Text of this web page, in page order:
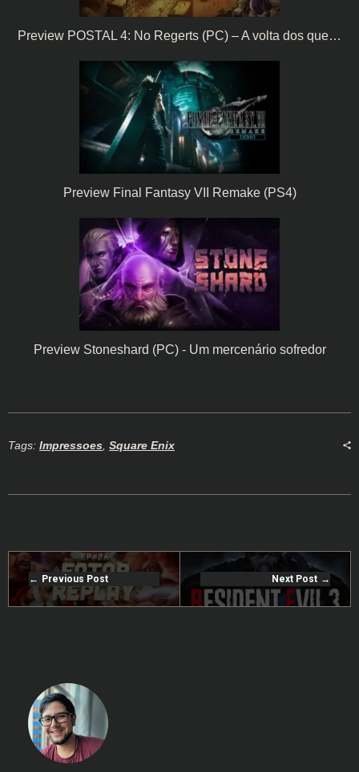
Preview POSTAL 4: No Regerts (PC) – A volta dos que…
Preview Final Fantasy VII Remake (PS4)
Preview Stoneshard (PC) - Um mercenário sofredor
Tags: Impressoes Square Enix
Previous Post Next Post